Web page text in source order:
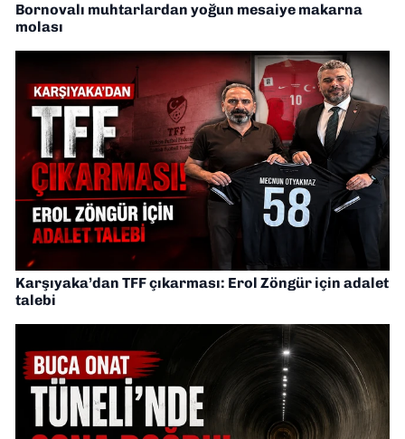
Bornovalı muhtarlardan yoğun mesaiye makarna
molası
Karşıyaka’dan TFF çıkarması: Erol Zöngür için adalet
talebi